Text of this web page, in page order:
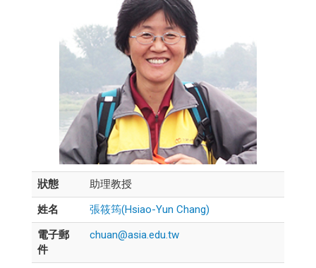
狀態
助理教授
姓名
張筱筠(Hsiao-Yun Chang)
電子郵
件
chuan@asia.edu.tw